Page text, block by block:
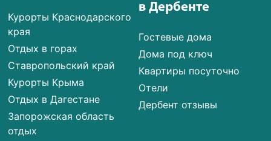
Курорты Краснодарского
края
Отдых в горах
Ставропольский край
Курорты Крыма
Отдых в Дагестане
Запорожская область
отдых
в Дербенте
Гостевые дома
Дома под ключ
Квартиры посуточно
Отели
Дербент отзывы